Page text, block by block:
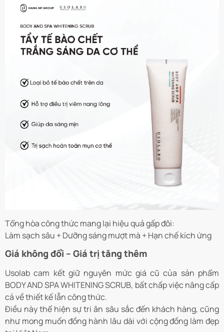
Tổng hòa công thức mang lại hiệu quả gấp đôi:
Làm sạch sâu + Dưỡng sáng mượt mà + Hạn chế kích ứng
Giá không đổi – Giá trị tăng thêm
Usolab cam kết giữ nguyên mức giá cũ của sản phẩm
BODY AND SPA WHITENING SCRUB, bất chấp việc nâng cấp
cả về thiết kế lẫn công thức.
Điều này thể hiện sự tri ân sâu sắc đến khách hàng, cũng
như mong muốn đồng hành lâu dài với cộng đồng làm đẹp